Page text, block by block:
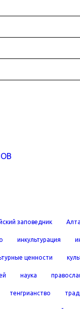
заповедник
инкультурация
ценности
наука
тенгрианство